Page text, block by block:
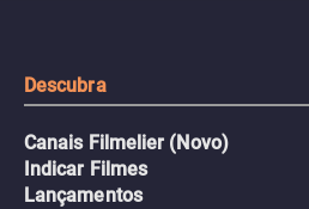
Descubra
Canais Filmelier (Novo)
Indicar Filmes
Lançamentos